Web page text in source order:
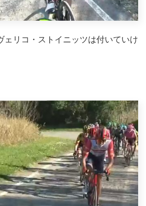
ェリコ・ストイニッツは付いていけ